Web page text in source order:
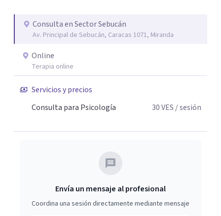
Consulta en Sector Sebucán
Av. Principal de Sebucán, Caracas 1071, Miranda
Online
Terapia online
Servicios y precios
Consulta para Psicología
30VES / sesión
Envía un mensaje al profesional
Coordina una sesión directamente mediante mensaje